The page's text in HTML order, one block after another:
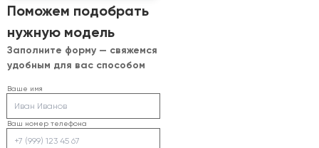
Для подготовки
определить: вид камня,
размер и форму
изделий, площадь
изображения,
требуемую
детализацию и
серийность. На основе
Поможем подобрать
нужную модель
Заполните форму — свяжемся
удобным для вас способом
Ваше имя
Ваш номер телефона